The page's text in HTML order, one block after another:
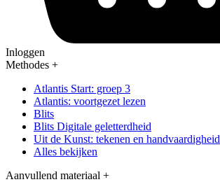
Inloggen
Methodes +
Atlantis Start: groep 3
Atlantis: voortgezet lezen
Blits
Blits Digitale geletterdheid
Uit de Kunst: tekenen en handvaardigheid
Alles bekijken
Aanvullend materiaal +